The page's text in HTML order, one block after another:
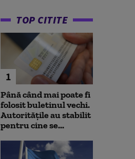
TOP CITITE
1
Până când mai poate fi
folosit buletinul vechi.
Autoritățile au stabilit
pentru cine se...